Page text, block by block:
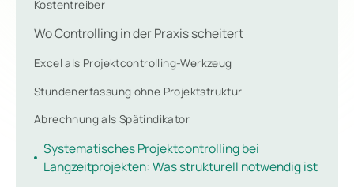
Kostentreiber
Wo Controlling in der Praxis scheitert
Excel als Projektcontrolling-Werkzeug
Stundenerfassung ohne Projektstruktur
Abrechnung als Spätindikator
Systematisches Projektcontrolling bei
Langzeitprojekten: Was strukturell notwendig ist